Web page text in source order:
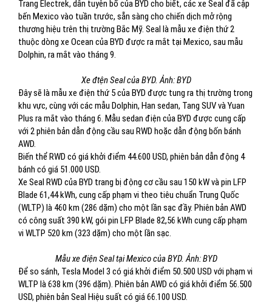
Trang Electrek, dẫn tuyên bố của BYD cho biết, các xe Seal đã cập
bến Mexico vào tuần trước, sẵn sàng cho chiến dịch mở rộng
thương hiệu trên thị trường Bắc Mỹ. Seal là mẫu xe điện thứ 2
thuộc dòng xe Ocean của BYD được ra mắt tại Mexico, sau mẫu
Dolphin, ra mắt vào tháng 9.
Xe đtện Seal của BYD. Ảnh: BYD
Đây sẽ là mẫu xe điện thứ 5 của BYD được tung ra thị trường trong
khu vực, cùng với các mẫu Dolphin, Han sedan, Tang SUV và Yuan
Plus ra mắt vào tháng 6. Mẫu sedan điện của BYD được cung cấp
với 2 phiên bản dẫn động cầu sau RWD hoặc dẫn động bốn bánh
AWD.
Biến thể RWD có giá khởi điểm 44.600 USD, phiên bản dẫn động 4
bánh có giá 51.000 USD.
Xe Seal RWD của BYD trang bị động cơ cầu sau 150 kW và pin LFP
Blade 61,44 kWh, cung cấp phạm vi theo tiêu chuẩn Trung Quốc
(WLTP) là 460 km (286 dặm) cho một lần sạc đầy. Phiên bản AWD
có công suất 390 kW, gói pin LFP Blade 82,56 kWh cung cấp phạm
vi WLTP 520 km (323 dặm) cho một lần sạc.
Mẫu xe điện Seal tại Mexico của BYD. Ảnh: BYD
Để so sánh, Tesla Model 3 có giá khởi điểm 50.500 USD với phạm vi
WLTP là 638 km (396 dặm). Phiên bản AWD có giá khởi điểm 56.500
USD, phiên bản Seal Hiệu suất có giá 66.100 USD.